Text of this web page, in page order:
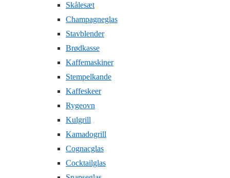
Skålesæt
Champagneglas
Stavblender
Brødkasse
Kaffemaskiner
Stempelkande
Kaffeskeer
Rygeovn
Kulgrill
Kamadogrill
Cognacglas
Cocktailglas